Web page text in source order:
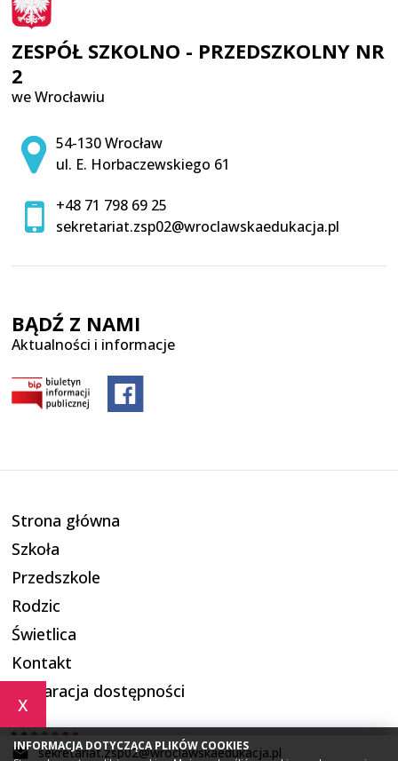
x
INFORMACJA DOTYCZĄCA PLIKÓW COOKIES
sekretariat.zsp02@wroclawskaedukacja.pl
ZESPÓŁ SZKOLNO - PRZEDSZKOLNY NR
2
we Wrocławiu
Adres pocztowy:
54-130 Wrocław
ul. E. Horbaczewskiego 61
+48 71 798 69 25
sekretariat.zsp02@wroclawskaedukacja.pl
BĄDŹ Z NAMI
Aktualności i informacje
Strona główna
Szkoła
Przedszkole
Rodzic
Świetlica
Kontakt
Deklaracja dostępności